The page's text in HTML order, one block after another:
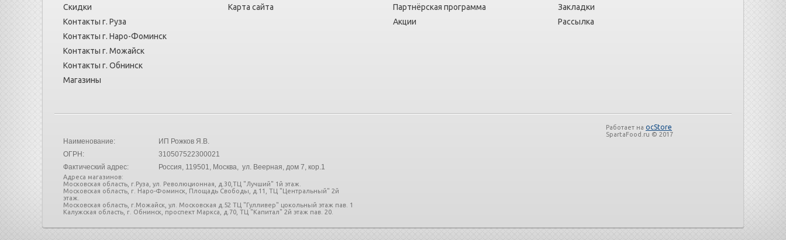
Скидки
Контакты г. Руза
Контакты г. Наро-Фоминск
Контакты г. Можайск
Контакты г. Обнинск
Магазины
Карта сайта
Партнёрская программа
Акции
Закладки
Рассылка
Наименование:
ИП Рожков Я.В.
ОГРН:
310507522300021
Фактический адрес:
Россия, 119501, Москва, ул. Веерная, дом 7, кор.1
Адреса магазинов:
Московская область, г.Руза, ул. Революционная, д.30,ТЦ "Лучший" 1й этаж.
Московская область, г. Наро-Фоминск, Площадь Свободы, д.11, ТЦ "Центральный" 2й
этаж.
Московская область, г.Можайск, ул. Московская д.52 ТЦ "Гулливер" цокольный этаж пав. 1
Калужская область, г. Обнинск, проспект Маркса, д.70, ТЦ "Капитал" 2й этаж пав. 20.
Работает на ocStore
SpartaFood.ru © 2017